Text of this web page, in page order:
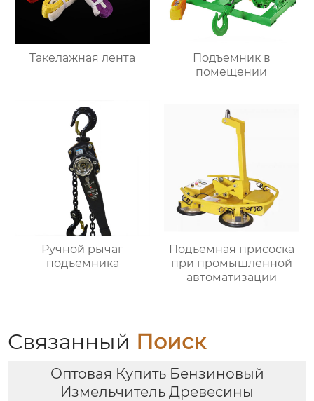
Такелажная лента
Подъемник в
помещении
Ручной рычаг
подъемника
Подъемная присоска
при промышленной
автоматизации
Связанный Поиск
Оптовая Купить Бензиновый
Измельчитель Древесины